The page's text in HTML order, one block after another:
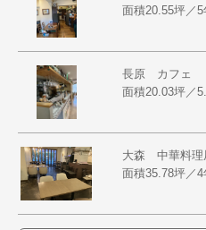
面積20.55坪／
長原 カフェ
面積20.03坪／
大森 中華料理
面積35.78坪／